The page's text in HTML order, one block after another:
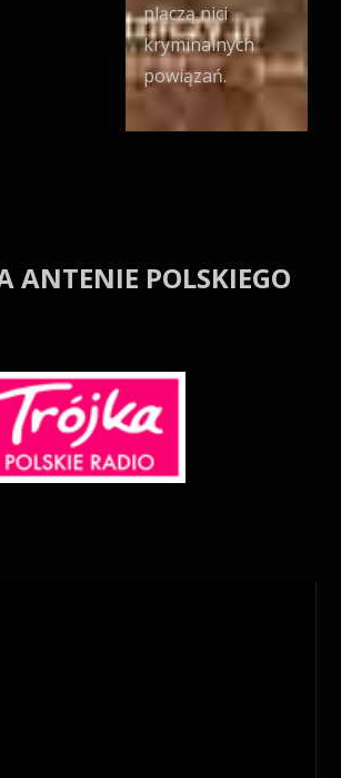
plączą nici
kryminalnych
powiązań.
ANTENIE POLSKIEGO